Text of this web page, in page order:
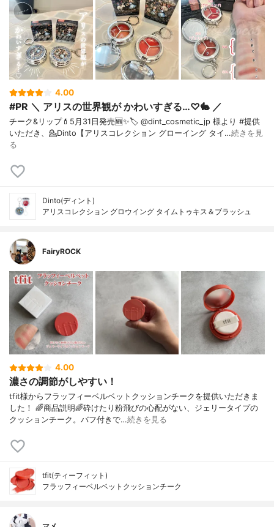
4.00
#PR ＼ アリスの世界観が かわいすぎる…♡🐇 ／
チーク&リップ💄⁡5月31日発売🆕✨⁡🏷️ @dint_cosmetic_jp 様より #提供
いただき、⁡💁Dinto【アリスコレクション グローイング タイ…続きを見
る
Dinto(ディント)
アリスコレクション グロウイング タイムトゥキス＆ブラッシュ
FairyROCK
4.00
濃さの調節がしやすい！
tfit様からフラッフィーベルベットクッションチークを提供いただきま
した！ 🌈商品説明🌈砕けたり粉飛びの心配がない、ジェリータイプの
クッションチーク。バフ付きで…続きを見る
tfit(ティーフィット)
フラッフィーベルベットクッションチーク